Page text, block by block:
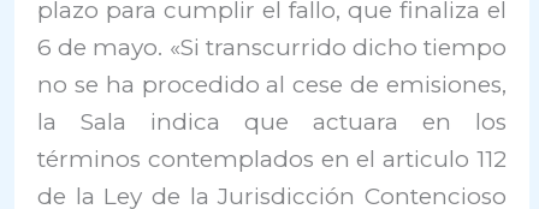
plazo para cumplir el fallo, que finaliza el
6 de mayo. «Si transcurrido dicho tiempo
no se ha procedido al cese de emisiones,
la Sala indica que actuara en los
términos contemplados en el articulo 112
de la Ley de la Jurisdicción Contencioso